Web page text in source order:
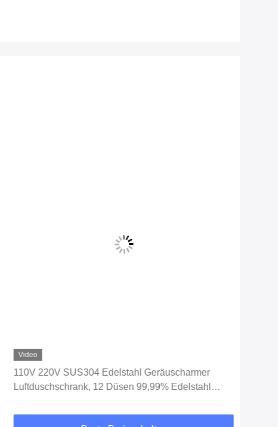
Video
110V 220V SUS304 Edelstahl Geräuscharmer
Luftduschschrank, 12 Düsen 99,99% Edelstahl